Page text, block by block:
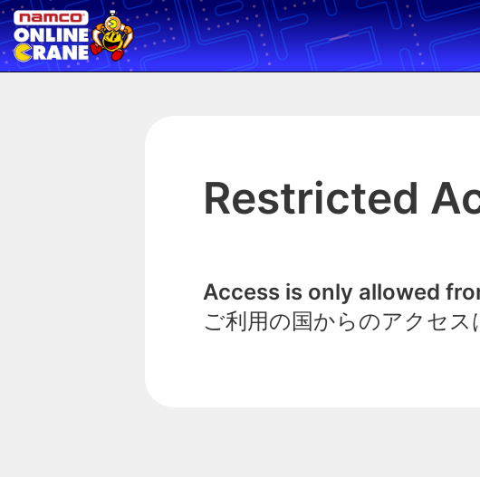
Restricted
Access is only allowed
ご利用の国からのアクセス